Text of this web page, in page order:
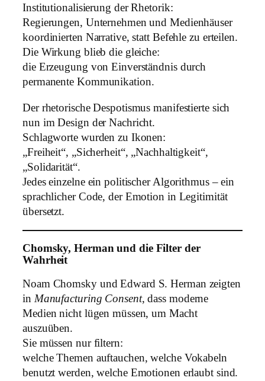
Institutionalisierung der Rhetorik:
Regierungen, Unternehmen und Medienhäuser
koordinierten Narrative, statt Befehle zu erteilen.
Die Wirkung blieb die gleiche:
die Erzeugung von Einverständnis durch
permanente Kommunikation.
Der rhetorische Despotismus manifestierte sich
nun im Design der Nachricht.
Schlagworte wurden zu Ikonen:
„Freiheit“, „Sicherheit“, „Nachhaltigkeit“,
„Solidarität“.
Jedes einzelne ein politischer Algorithmus – ein
sprachlicher Code, der Emotion in Legitimität
übersetzt.
Chomsky, Herman und die Filter der
Wahrheit
Noam Chomsky und Edward S. Herman zeigten
in Manufacturing Consent, dass moderne
Medien nicht lügen müssen, um Macht
auszuüben.
Sie müssen nur filtern:
welche Themen auftauchen, welche Vokabeln
benutzt werden, welche Emotionen erlaubt sind.